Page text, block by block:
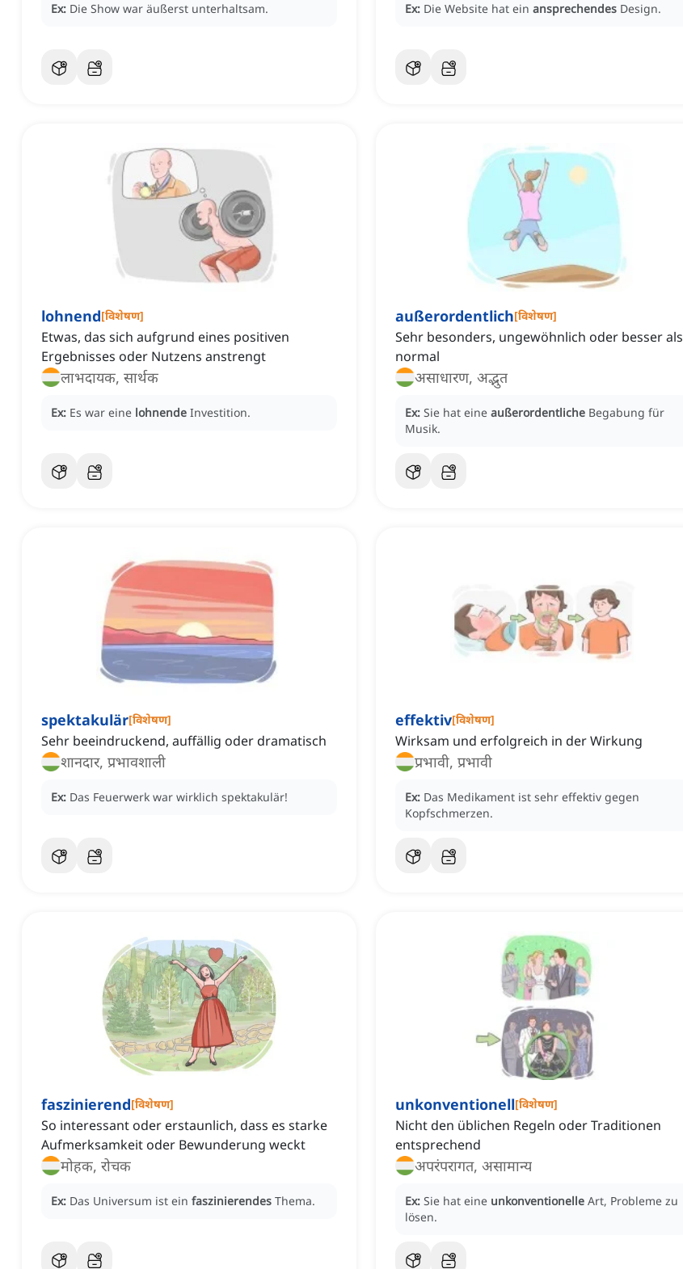
Ex: Die Show war äußerst unterhaltsam. Ex: Die Website hat ein ansprechendes Design.
lohnend[विशेषण]
Etwas, das sich aufgrund eines positiven
Ergebnisses oder Nutzens anstrengt
लाभदायक, सार्थक
Ex: Es war eine lohnende Investition.
außerordentlich[विशेषण]
Sehr besonders, ungewöhnlich oder besser als
normal
असाधारण, अद्भुत
Ex: Sie hat eine außerordentliche Begabung für
Musik.
spektakulär[विशेषण]
Sehr beeindruckend, auffällig oder dramatisch
शानदार, प्रभावशाली
Ex: Das Feuerwerk war wirklich spektakulär!
effektiv[विशेषण]
Wirksam und erfolgreich in der Wirkung
प्रभावी, प्रभावी
Ex: Das Medikament ist sehr effektiv gegen
Kopfschmerzen.
faszinierend[विशेषण]
So interessant oder erstaunlich, dass es starke
Aufmerksamkeit oder Bewunderung weckt
मोहक, रोचक
Ex: Das Universum ist ein faszinierendes Thema.
unkonventionell[विशेषण]
Nicht den üblichen Regeln oder Traditionen
entsprechend
अपरंपरागत, असामान्य
Ex: Sie hat eine unkonventionelle Art, Probleme zu
lösen.